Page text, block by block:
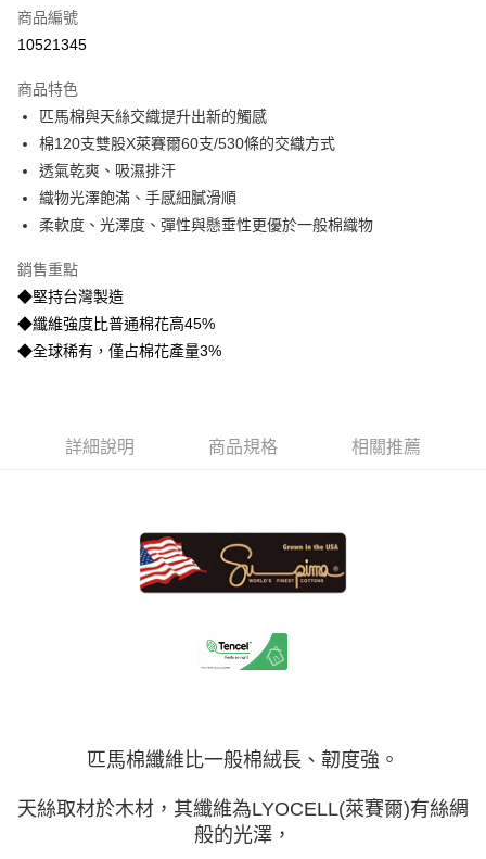
信用卡分期付款
合作金庫商業銀行
華南商業銀行
彰化商業銀行
上海商業儲蓄銀行
台北富邦商業銀行
國泰世華商業銀行
臺灣中小企業銀行
匯豐（台灣）商業銀行
華泰商業銀行
聯邦商業銀行
遠東國際商業銀行
元大商業銀行
台新國際商業銀行
台灣樂天信用卡公司
6 期 0 利率 每期
華南商業銀行
彰化商業銀行
上海商業儲蓄銀行
國泰世華商業銀行
臺灣中小企業銀行
台中商業銀行
聯邦商業銀行
元大商業銀行
玉山商業銀行
台灣樂天信用卡公司
LINE Pay
Apple Pay
悠遊付
Google Pay
ATM付款
運送方式
付款後門市自取(待系統通知後才可取貨)
商品編號
10521345
商品特色
匹馬棉與天絲交織提升出新的觸感
棉120支雙股X萊賽爾60支/530條的交織方式
透氣乾爽、吸濕排汗
織物光澤飽滿、手感細膩滑順
柔軟度、光澤度、彈性與懸垂性更優於一般棉織物
銷售重點
◆堅持台灣製造
◆纖維強度比普通棉花高45%
◆全球稀有，僅占棉花產量3%
詳細說明 商品規格 相關推薦
匹馬棉纖維比一般棉絨長、韌度強。
天絲取材於木材，其纖維為LYOCELL(萊賽爾)有絲綢
般的光澤，